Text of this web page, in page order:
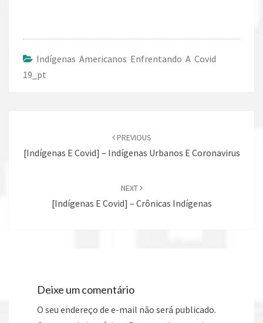
Indígenas Americanos Enfrentando A Covid
19_pt
PREVIOUS
[Indígenas E Covid] – Indígenas Urbanos E Coronavirus
NEXT
[Indígenas E Covid] – Crônicas Indígenas
Deixe um comentário
O seu endereço de e-mail não será publicado.